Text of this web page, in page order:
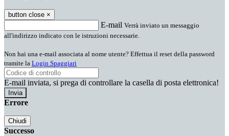
button close ×
E-mail Verrà inviato un messaggio
all'indirizzo indicato con le istruzioni necessarie.
Non hai una e-mail associata al nome utente? Effettua il reset della password
tramite la Login Spaggiari
E-mail inviata, si prega di controllare la casella di posta elettronica!
Errore
Chiudi
Successo